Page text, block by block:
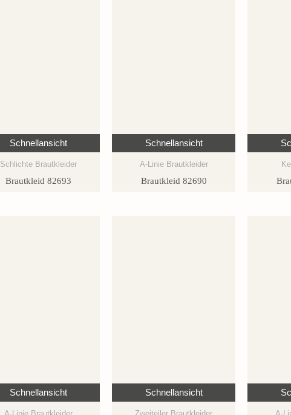
Schnellansicht
Schlichte Brautkleider
Brautkleid 82693
Schnellansicht
A-Linie Brautkleider
Brautkleid 82690
Schnellansicht Schnellansicht